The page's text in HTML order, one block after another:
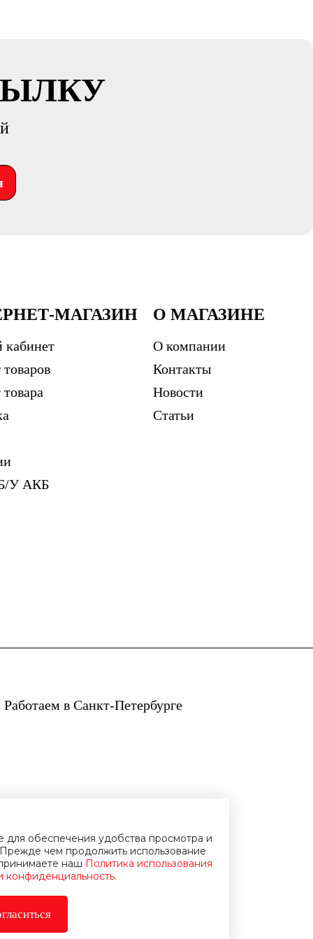
МАГАЗИН
товаров
У АКБ
О МАГАЗИНЕ
О компании
Контакты
Новости
Статьи
в Санкт-Петербурге
обеспечения удобства просмотра и
чем продолжить использование
наш Политика использования
конфиденциальность.